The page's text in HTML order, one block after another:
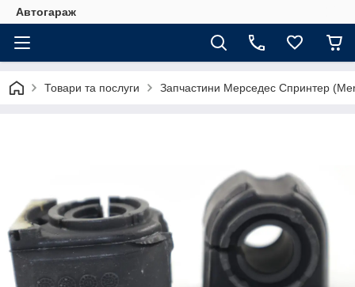
Автогараж
Товари та послуги Запчастини Мерседес Спринтер